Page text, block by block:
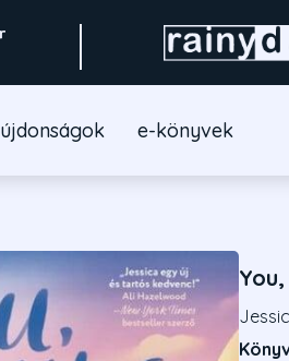
újdonságok e-könyvek